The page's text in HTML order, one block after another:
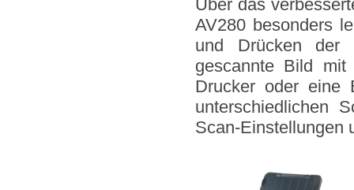
Über das
AV280 besonders
und Drücken der
gescannte Bild mit
Drucker oder eine
unterschiedlichen
Scan-Einstellungen